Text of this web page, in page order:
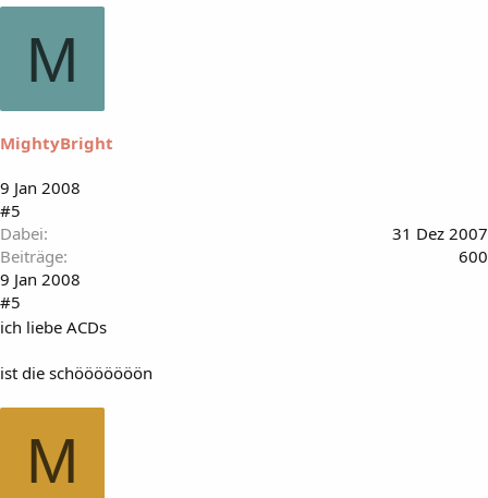
M
MightyBright
9 Jan 2008
#5
Dabei
31 Dez 2007
Beiträge
600
9 Jan 2008
#5
ich liebe ACDs
ist die schööööööön
M